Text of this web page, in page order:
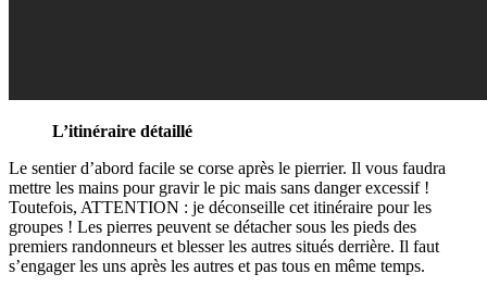
L’itinéraire détaillé
Le sentier d’abord facile se corse après le pierrier. Il vous faudra
mettre les mains pour gravir le pic mais sans danger excessif !
Toutefois, ATTENTION : je déconseille cet itinéraire pour les
groupes ! Les pierres peuvent se détacher sous les pieds des
premiers randonneurs et blesser les autres situés derrière. Il faut
s’engager les uns après les autres et pas tous en même temps.